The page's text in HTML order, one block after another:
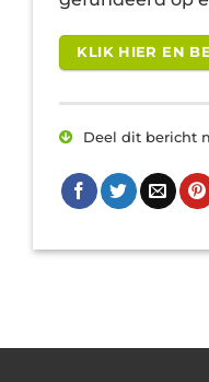
KLIK HIER EN
Deel dit bericht